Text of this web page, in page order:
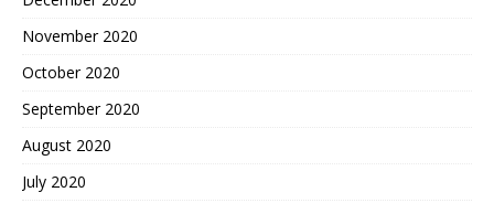
November 2020
October 2020
September 2020
August 2020
July 2020